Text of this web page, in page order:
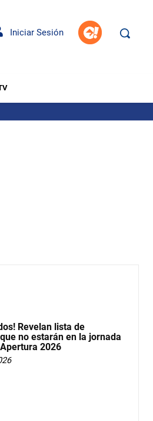
Iniciar Sesión
Revelan lista de
no estarán en la jornada
2026